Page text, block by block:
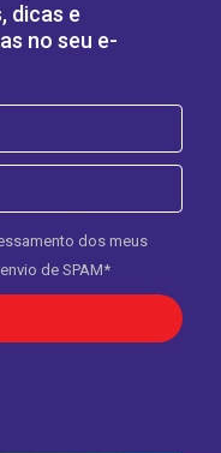
dicas e
no seu e-
dos meus
de SPAM*